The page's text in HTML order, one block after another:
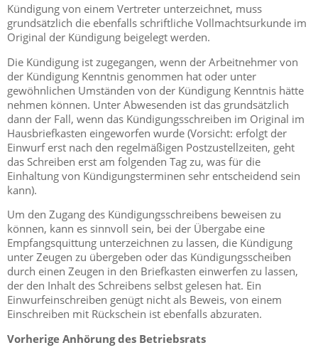
Kündigung von einem Vertreter unterzeichnet, muss
grundsätzlich die ebenfalls schriftliche Vollmachtsurkunde im
Original der Kündigung beigelegt werden.
Die Kündigung ist zugegangen, wenn der Arbeitnehmer von
der Kündigung Kenntnis genommen hat oder unter
gewöhnlichen Umständen von der Kündigung Kenntnis hätte
nehmen können. Unter Abwesenden ist das grundsätzlich
dann der Fall, wenn das Kündigungsschreiben im Original im
Hausbriefkasten eingeworfen wurde (Vorsicht: erfolgt der
Einwurf erst nach den regelmäßigen Postzustellzeiten, geht
das Schreiben erst am folgenden Tag zu, was für die
Einhaltung von Kündigungsterminen sehr entscheidend sein
kann).
Um den Zugang des Kündigungsschreibens beweisen zu
können, kann es sinnvoll sein, bei der Übergabe eine
Empfangsquittung unterzeichnen zu lassen, die Kündigung
unter Zeugen zu übergeben oder das Kündigungsscheiben
durch einen Zeugen in den Briefkasten einwerfen zu lassen,
der den Inhalt des Schreibens selbst gelesen hat. Ein
Einwurfeinschreiben genügt nicht als Beweis, von einem
Einschreiben mit Rückschein ist ebenfalls abzuraten.
Vorherige Anhörung des Betriebsrats